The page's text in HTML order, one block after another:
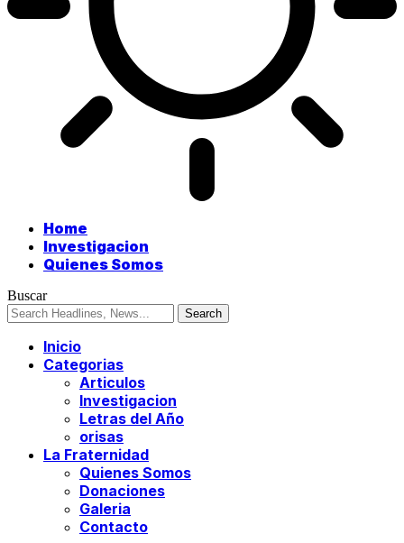
Home
Investigacion
Quienes Somos
Buscar
Inicio
Categorias
Articulos
Investigacion
Letras del Año
orisas
La Fraternidad
Quienes Somos
Donaciones
Galeria
Contacto